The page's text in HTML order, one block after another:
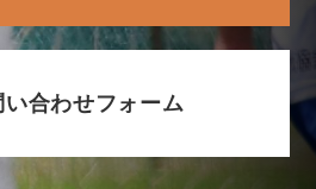
い合わせフォーム